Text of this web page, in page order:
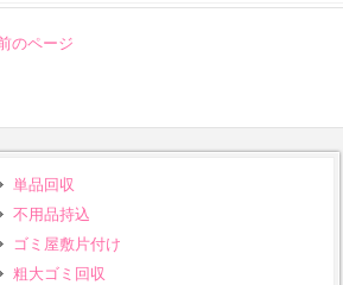
のページ
単品回収
不用品持込
ゴミ屋敷片付け
粗大ゴミ回収